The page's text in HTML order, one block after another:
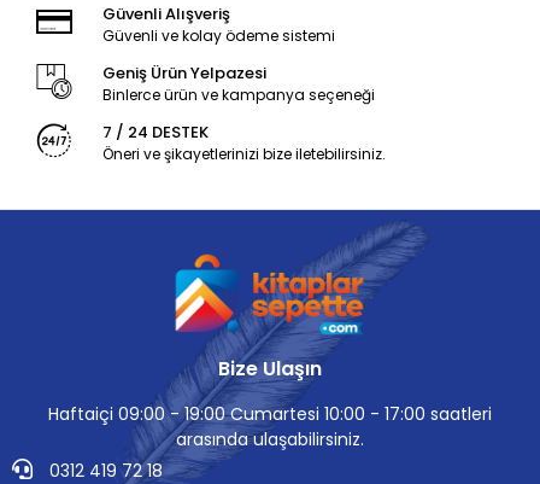
Güvenli Alışveriş
Güvenli ve kolay ödeme sistemi
Geniş Ürün Yelpazesi
Binlerce ürün ve kampanya seçeneği
7 / 24 DESTEK
Öneri ve şikayetlerinizi bize iletebilirsiniz.
Bize Ulaşın
Haftaiçi 09:00 - 19:00 Cumartesi 10:00 - 17:00 saatleri
arasında ulaşabilirsiniz.
0312 419 72 18